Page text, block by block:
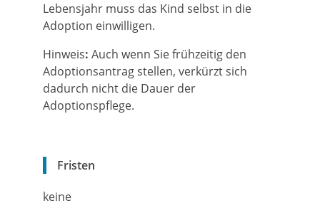
Lebensjahr muss das Kind selbst in die
Adoption einwilligen.
Hinweis: Auch wenn Sie frühzeitig den
Adoptionsantrag stellen, verkürzt sich
dadurch nicht die Dauer der
Adoptionspflege.
Fristen
keine